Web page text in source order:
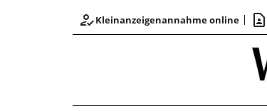
how_to_regKleinanzeigenannahme online contact_page